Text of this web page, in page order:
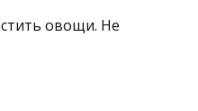
овощи. Не